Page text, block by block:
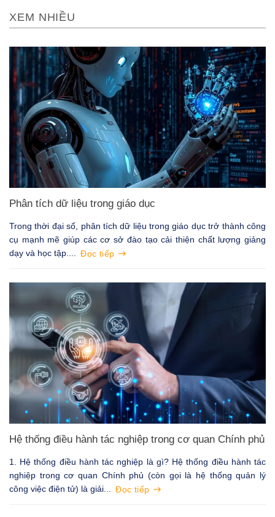
XEM NHIỀU
Phân tích dữ liệu trong giáo dục
Trong thời đại số, phân tích dữ liệu trong giáo dục trở thành công
cụ mạnh mẽ giúp các cơ sở đào tạo cải thiện chất lượng giảng
dạy và học tập....
Đọc tiếp
Hệ thống điều hành tác nghiệp trong cơ quan Chính phủ
1. Hệ thống điều hành tác nghiệp là gì? Hệ thống điều hành tác
nghiệp trong cơ quan Chính phủ (còn gọi là hệ thống quản lý
công việc điện tử) là giải...
Đọc tiếp